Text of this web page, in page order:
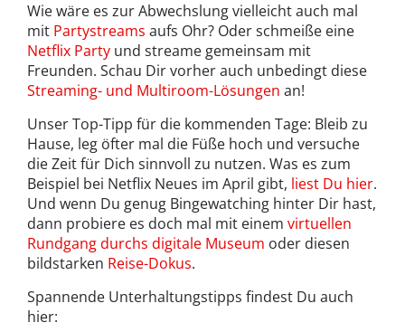
Wie wäre es zur Abwechslung vielleicht auch mal
mit Partystreams aufs Ohr? Oder schmeiße eine
Netflix Party und streame gemeinsam mit
Freunden. Schau Dir vorher auch unbedingt diese
Streaming- und Multiroom-Lösungen an!
Unser Top-Tipp für die kommenden Tage: Bleib zu
Hause, leg öfter mal die Füße hoch und versuche
die Zeit für Dich sinnvoll zu nutzen. Was es zum
Beispiel bei Netflix Neues im April gibt, liest Du hier.
Und wenn Du genug Bingewatching hinter Dir hast,
dann probiere es doch mal mit einem virtuellen
Rundgang durchs digitale Museum oder diesen
bildstarken Reise-Dokus.
Spannende Unterhaltungstipps findest Du auch
hier: